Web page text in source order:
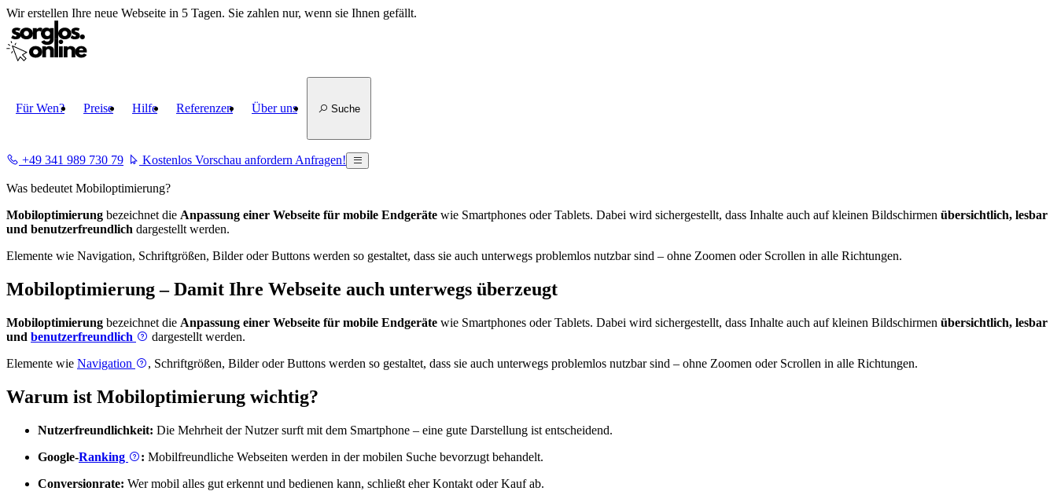
Wir erstellen Ihre neue Webseite in 5 Tagen. Sie zahlen nur, wenn sie Ihnen gefällt.
Für Wen? Preise Hilfe Referenzen Über uns Suche
+49 341 989 730 79 Kostenlos Vorschau anfordern Anfragen!
Was bedeutet Mobiloptimierung?
Mobiloptimierung bezeichnet die Anpassung einer Webseite für mobile Endgeräte wie Smartphones oder Tablets. Dabei wird sichergestellt, dass Inhalte auch auf kleinen Bildschirmen übersichtlich, lesbar
und benutzerfreundlich dargestellt werden.
Elemente wie Navigation, Schriftgrößen, Bilder oder Buttons werden so gestaltet, dass sie auch unterwegs problemlos nutzbar sind – ohne Zoomen oder Scrollen in alle Richtungen.
Mobiloptimierung – Damit Ihre Webseite auch unterwegs überzeugt
Mobiloptimierung bezeichnet die Anpassung einer Webseite für mobile Endgeräte wie Smartphones oder Tablets. Dabei wird sichergestellt, dass Inhalte auch auf kleinen Bildschirmen übersichtlich, lesbar
und benutzerfreundlich
dargestellt werden.
Elemente wie Navigation , Schriftgrößen, Bilder oder Buttons werden so gestaltet, dass sie auch unterwegs problemlos nutzbar sind – ohne Zoomen oder Scrollen in alle Richtungen.
Warum ist Mobiloptimierung wichtig?
Nutzerfreundlichkeit: Die Mehrheit der Nutzer surft mit dem Smartphone – eine gute Darstellung ist entscheidend.
Google-Ranking : Mobilfreundliche Webseiten werden in der mobilen Suche bevorzugt behandelt.
Conversionrate: Wer mobil alles gut erkennt und bedienen kann, schließt eher Kontakt oder Kauf ab.